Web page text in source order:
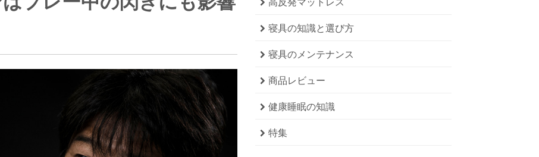
寝具の知識と選び方
寝具のメンテナンス
商品レビュー
健康睡眠の知識
特集